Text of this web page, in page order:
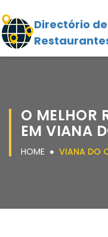
Directório de
O MELHOR
EM VIANA
HOME VIANA DO